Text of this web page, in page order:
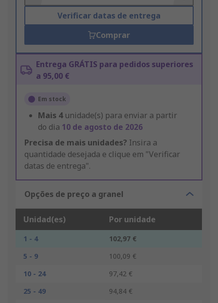
Verificar datas de entrega
Comprar
Entrega GRÁTIS para pedidos superiores
a 95,00 €
Em stock
Mais 4 unidade(s) para enviar a partir
do dia 10 de agosto de 2026
Precisa de mais unidades? Insira a
quantidade desejada e clique em "Verificar
datas de entrega".
Opções de preço a granel
Unidad(es) Por unidade
1 - 4
102,97 €
5 - 9
100,09 €
10 - 24
97,42 €
25 - 49
94,84 €